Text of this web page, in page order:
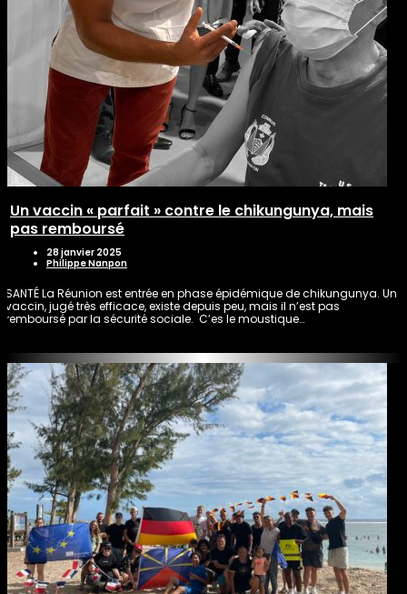
Un vaccin « parfait » contre le chikungunya, mais
pas remboursé
28 janvier 2025
Philippe Nanpon
SANTÉ La Réunion est entrée en phase épidémique de chikungunya. Un
vaccin, jugé très efficace, existe depuis peu, mais il n’est pas
remboursé par la sécurité sociale. C’es le moustique…